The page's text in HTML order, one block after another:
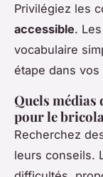
Privilégiez les
accessible.
vocabulaire
étape dans
Quels médias
pour le
Recherchez
leurs conseils.